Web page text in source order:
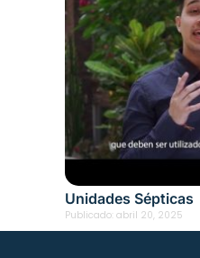
Unidades Sépticas
Publicado: abril 20, 2025